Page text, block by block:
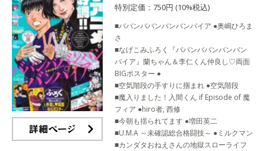
特別定価：750円 (10%税込)
■ババンババンバンバンパイア ●奥嶋ひろま
さ
■なげこみふろく『ババンババンバンバン
パイア』蘭ちゃん＆李仁くん仲良し♡両面
BIGポスター ●
■空気階段の手すりに掴まれ ●空気階段
■魔入りました！入間くん if Episode of 魔
フィア ●hiro者, 西修
■今朝も揺られてます ●増田英二
■U.M.A ～未確認総合格闘技～ ●ミルクマン
■カンダタおねえさんの地獄スローライフ